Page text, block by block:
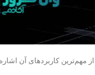
مهم‌ترین کاربردهای آن